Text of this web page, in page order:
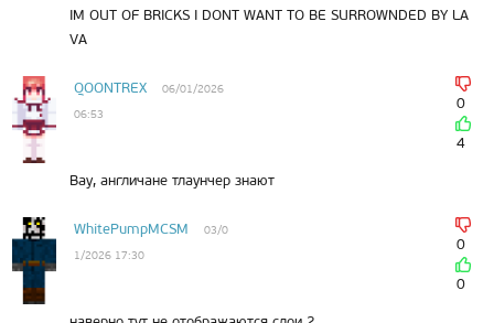
IM OUT OF BRICKS I DONT WANT TO BE SURROWNDED BY LA
VA
QOONTREX
06/01/2026
06:53
0
4
Вау, англичане тлаунчер знают
WhitePumpMCSM
03/0
1/2026 17:30
0
0